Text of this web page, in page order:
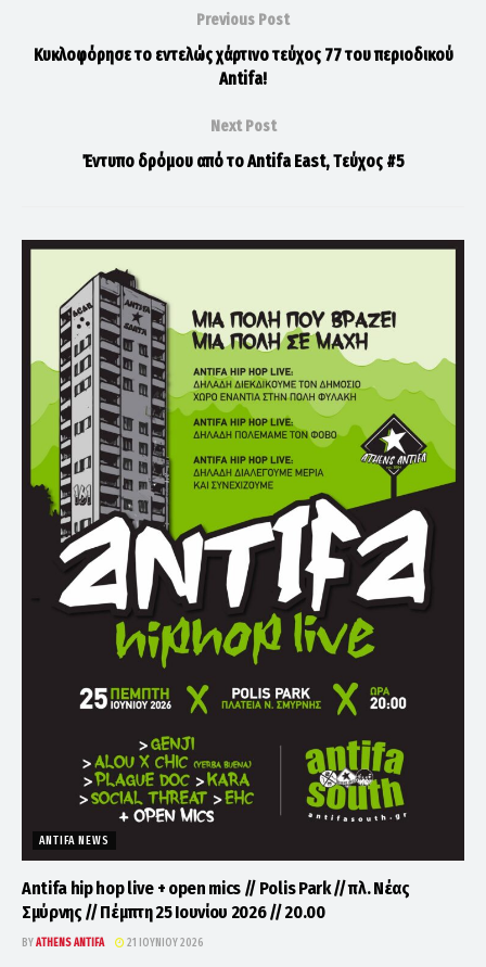
Previous Post
Κυκλοφόρησε το εντελώς χάρτινο τεύχος 77 του περιοδικού
Antifa!
Next Post
Έντυπο δρόμου από το Antifa East, Tεύχος #5
ANTIFA NEWS
Antifa hip hop live + open mics // Polis Park // πλ. Νέας
Σμύρνης // Πέμπτη 25 Ιουνίου 2026 // 20.00
BYATHENS ANTIFA 21 ΙΟΥΝΊΟΥ 2026